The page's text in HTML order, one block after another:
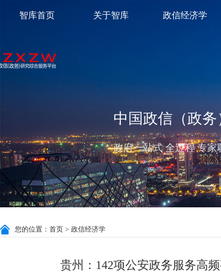
中国政信（政
政府一站式 全过程 专
智库首页 关于智库 政信经济学
您的位置： 首页 > 政信经济学
贵州：142项公安政务服务高